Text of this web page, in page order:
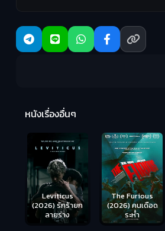
หนังเรื่องอื่นๆ
Leviticus
(2026) รักร้ายก
ลายร่าง
The Furious
(2026) คนเดือด
ระห่ำ